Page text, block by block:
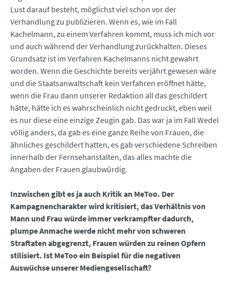
Lust darauf besteht, möglichst viel schon vor der
Verhandlung zu publizieren. Wenn es, wie im Fall
Kachelmann, zu einem Verfahren kommt, muss ich mich vor
und auch während der Verhandlung zurückhalten. Dieses
Grundsatz ist im Verfahren Kachelmanns nicht gewahrt
worden. Wenn die Geschichte bereits verjährt gewesen wäre
und die Staatsanwaltschaft kein Verfahren eröffnet hätte,
wenn die Frau dann unserer Redaktion all das geschildert
hätte, hätte ich es wahrscheinlich nicht gedruckt, eben weil
es nur diese eine einzige Zeugin gab. Das war ja im Fall Wedel
völlig anders, da gab es eine ganze Reihe von Frauen, die
ähnliches geschildert hatten, es gab verschiedene Schreiben
innerhalb der Fernsehanstalten, das alles machte die
Angaben der Frauen glaubwürdig.
Inzwischen gibt es ja auch Kritik an MeToo. Der
Kampagnencharakter wird kritisiert, das Verhältnis von
Mann und Frau würde immer verkrampfter dadurch,
plumpe Anmache werde nicht mehr von schweren
Straftaten abgegrenzt, Frauen würden zu reinen Opfern
stilisiert. Ist MeToo ein Beispiel für die negativen
Auswüchse unserer Mediengesellschaft?